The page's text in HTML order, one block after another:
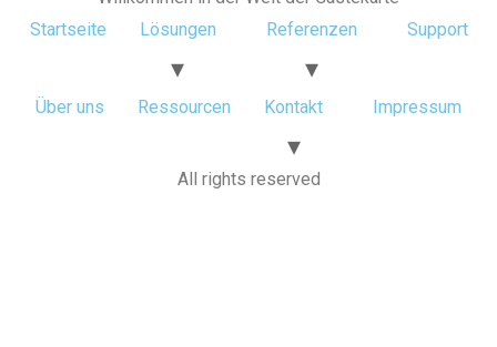
Startseite
Lösungen Referenzen Support
Über uns Ressourcen Kontakt Impressum
All rights reserved